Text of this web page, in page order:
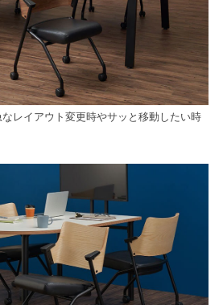
レイアウト変更時やサッと移動したい時